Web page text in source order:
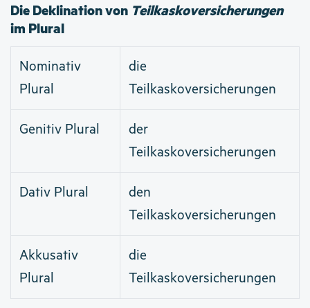
Die Deklination von Teilkaskoversicherungen
im Plural
Nominativ
Plural
die
Teilkaskoversicherungen
Genitiv Plural
der
Teilkaskoversicherungen
Dativ Plural
den
Teilkaskoversicherungen
Akkusativ
Plural
die
Teilkaskoversicherungen